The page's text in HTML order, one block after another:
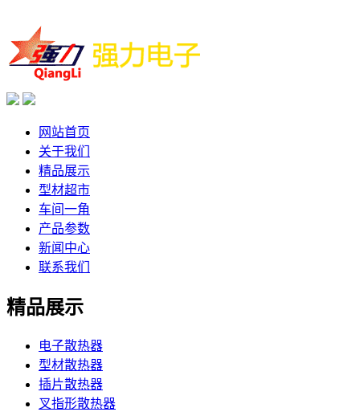
网站首页
关于我们
精品展示
型材超市
车间一角
产品参数
新闻中心
联系我们
精品展示
电子散热器
型材散热器
插片散热器
叉指形散热器